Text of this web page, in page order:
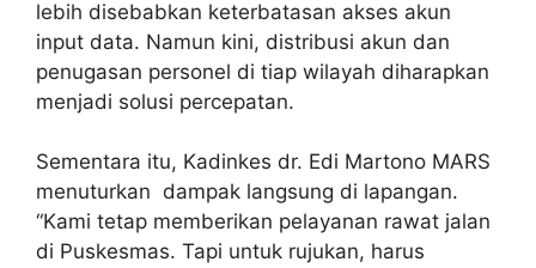
lebih disebabkan keterbatasan akses akun
input data. Namun kini, distribusi akun dan
penugasan personel di tiap wilayah diharapkan
menjadi solusi percepatan.
Sementara itu, Kadinkes dr. Edi Martono MARS
menuturkan dampak langsung di lapangan.
“Kami tetap memberikan pelayanan rawat jalan
di Puskesmas. Tapi untuk rujukan, harus